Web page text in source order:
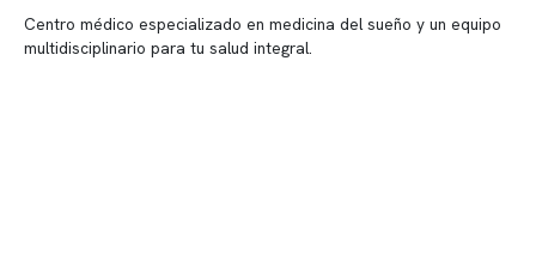
Centro médico especializado en medicina del sueño y un equipo
multidisciplinario para tu salud integral.